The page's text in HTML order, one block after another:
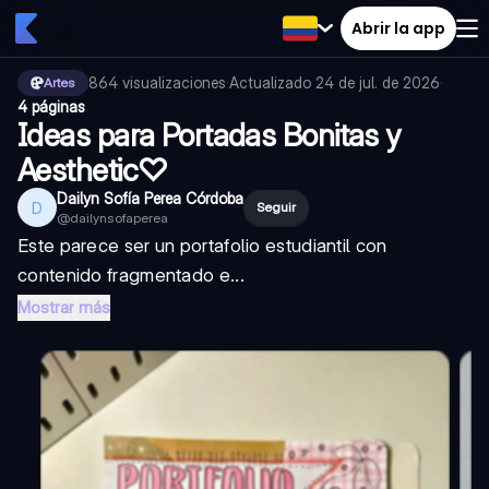
Abrir la app
Artes 864 visualizaciones·Actualizado 24 de jul. de 2026·
4 páginas
Ideas para Portadas Bonitas y
Aesthetic♡
D Dailyn Sofía Perea Córdoba
@dailynsofaperea
Seguir
Este parece ser un portafolio estudiantil con
contenido fragmentado e...
Mostrar más